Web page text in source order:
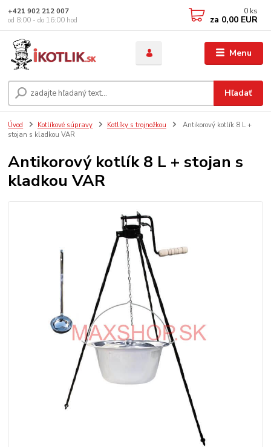
Menu
Hľadať
+421 902 212 007
od 8:00 - do 16:00 hod
0 ks
za 0,00 EUR
Úvod Kotlíkové súpravy Kotlíky s trojnožkou
Antikorový kotlík 8 L +
stojan s kladkou VAR
Antikorový kotlík 8 L + stojan s
kladkou VAR